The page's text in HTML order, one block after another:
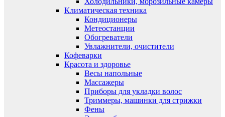
Климатическая техника
Кондиционеры
Метеостанции
Обогреватели
Увлажнители, очистители
Кофеварки
Красота и здоровье
Весы напольные
Массажеры
Приборы для укладки волос
Триммеры, машинки для стрижки
Фены